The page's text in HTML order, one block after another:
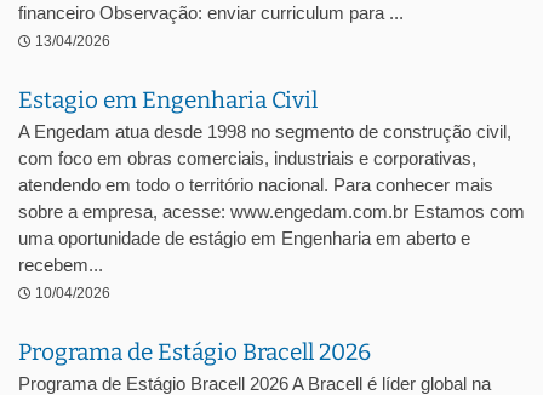
financeiro Observação: enviar curriculum para ...
13/04/2026
Estagio em Engenharia Civil
A Engedam atua desde 1998 no segmento de construção civil,
com foco em obras comerciais, industriais e corporativas,
atendendo em todo o território nacional. Para conhecer mais
sobre a empresa, acesse: www.engedam.com.br Estamos com
uma oportunidade de estágio em Engenharia em aberto e
recebem...
10/04/2026
Programa de Estágio Bracell 2026
Programa de Estágio Bracell 2026 A Bracell é líder global na